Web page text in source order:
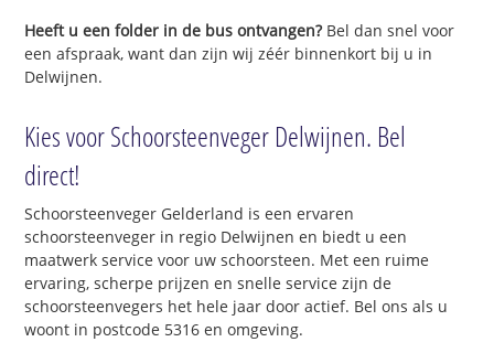
Heeft u een folder in de bus ontvangen?Bel dan snel voor
een afspraak, want dan zijn wij zéér binnenkort bij u in
Delwijnen.
Kies voor Schoorsteenveger Delwijnen. Bel
direct!
Schoorsteenveger Gelderland is een ervaren
schoorsteenveger in regio Delwijnen en biedt u een
maatwerk service voor uw schoorsteen. Met een ruime
ervaring, scherpe prijzen en snelle service zijn de
schoorsteenvegers het hele jaar door actief. Bel ons als u
woont in postcode 5316 en omgeving.